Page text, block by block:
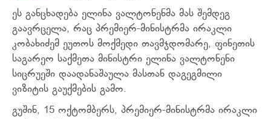
ეს განცხადება ელინა ვალტონენმა მას შემდეგ
გაავრცელა, რაც პრემიერ-მინისტრმა ირაკლი
კობახიძემ ეუთოს მოქმედი თავმჯდომარე, ფინეთის
საგარეო საქმეთა მინისტრი ელინა ვალტონენი
სიცრუეში დაადანაშაულა მასთან დაგეგმილი
ვიზიტის გაუქმების გამო.
გუშინ, 15 ოქტომბერს, პრემიერ-მინისტრმა ირაკლი